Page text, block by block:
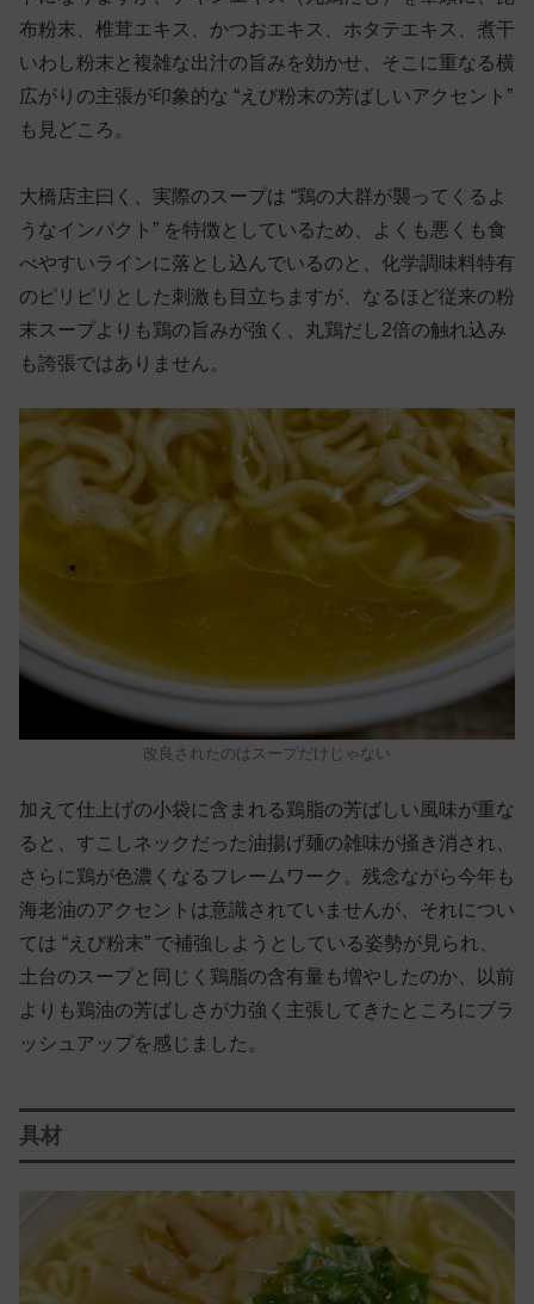
布粉末、椎茸エキス、かつおエキス、ホタテエキス、煮干
いわし粉末と複雑な出汁の旨みを効かせ、そこに重なる横
広がりの主張が印象的な “えび粉末の芳ばしいアクセント”
も見どころ。
大橋店主曰く、実際のスープは “鶏の大群が襲ってくるよ
うなインパクト” を特徴としているため、よくも悪くも食
べやすいラインに落とし込んでいるのと、化学調味料特有
のピリピリとした刺激も目立ちますが、なるほど従来の粉
末スープよりも鶏の旨みが強く、丸鶏だし2倍の触れ込み
も誇張ではありません。
改良されたのはスープだけじゃない
加えて仕上げの小袋に含まれる鶏脂の芳ばしい風味が重な
ると、すこしネックだった油揚げ麺の雑味が掻き消され、
さらに鶏が色濃くなるフレームワーク。残念ながら今年も
海老油のアクセントは意識されていませんが、それについ
ては “えび粉末” で補強しようとしている姿勢が見られ、
土台のスープと同じく鶏脂の含有量も増やしたのか、以前
よりも鶏油の芳ばしさが力強く主張してきたところにブラ
ッシュアップを感じました。
具材